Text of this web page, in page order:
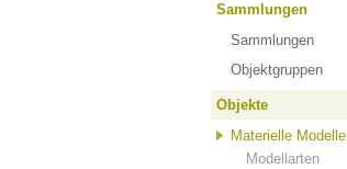
Sammlungen
Sammlungen
Objektgruppen
Objekte
Materielle Modelle
Modellarten